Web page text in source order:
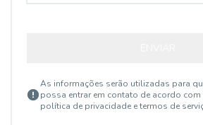
As informações serão utilizadas para
possa entrar em contato de acordo com
política de privacidade e termos de